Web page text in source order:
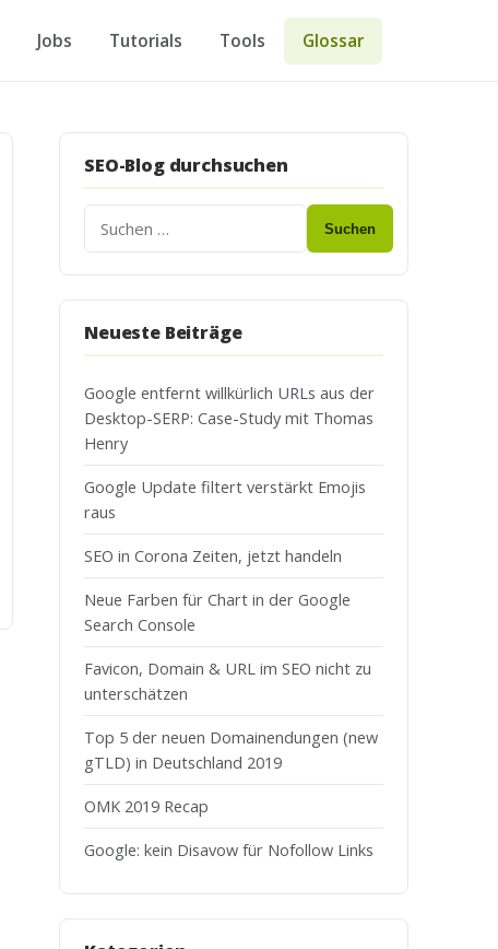
Jobs Tutorials Tools Glossar
SEO-Blog durchsuchen
Suchen
Neueste Beiträge
Google entfernt willkürlich URLs aus der
Desktop-SERP: Case-Study mit Thomas
Henry
Google Update filtert verstärkt Emojis
raus
SEO in Corona Zeiten, jetzt handeln
Neue Farben für Chart in der Google
Search Console
Favicon, Domain & URL im SEO nicht zu
unterschätzen
Top 5 der neuen Domainendungen (new
gTLD) in Deutschland 2019
OMK 2019 Recap
Google: kein Disavow für Nofollow Links